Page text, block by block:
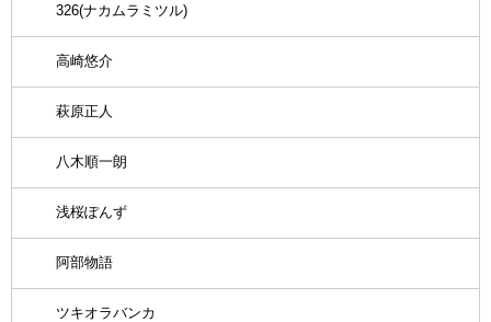
326(ナカムラミツル)
高崎悠介
萩原正人
八木順一朗
浅桜ぽんず
阿部物語
ツキオラバンカ